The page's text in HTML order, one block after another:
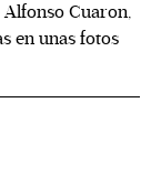
Alfonso Cuaron,
en unas fotos